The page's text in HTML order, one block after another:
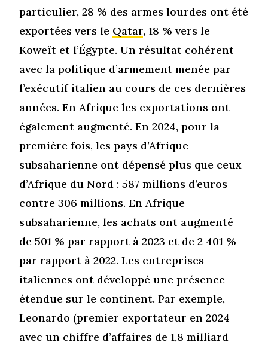
particulier, 28 % des armes lourdes ont été
exportées vers le Qatar, 18 % vers le
Koweït et l’Égypte. Un résultat cohérent
avec la politique d’armement menée par
l’exécutif italien au cours de ces dernières
années. En Afrique les exportations ont
également augmenté. En 2024, pour la
première fois, les pays d’Afrique
subsaharienne ont dépensé plus que ceux
d’Afrique du Nord : 587 millions d’euros
contre 306 millions. En Afrique
subsaharienne, les achats ont augmenté
de 501 % par rapport à 2023 et de 2 401 %
par rapport à 2022. Les entreprises
italiennes ont développé une présence
étendue sur le continent. Par exemple,
Leonardo (premier exportateur en 2024
avec un chiffre d’affaires de 1,8 milliard